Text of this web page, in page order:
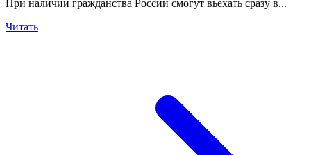
При наличии гражданства России смогут вьехать сразу в...
Читать